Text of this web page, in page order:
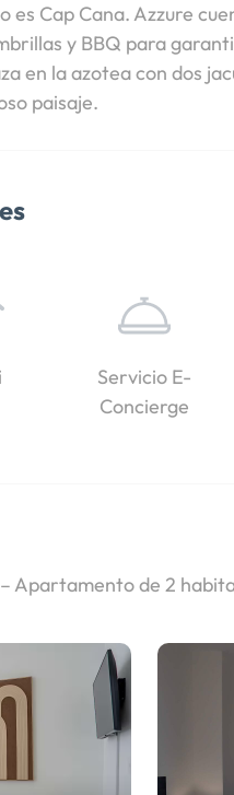
es Cap Cana. Azzure
y BBQ para
en la azotea con dos
paisaje.
Servicio E-
Concierge
Apartamento de 2